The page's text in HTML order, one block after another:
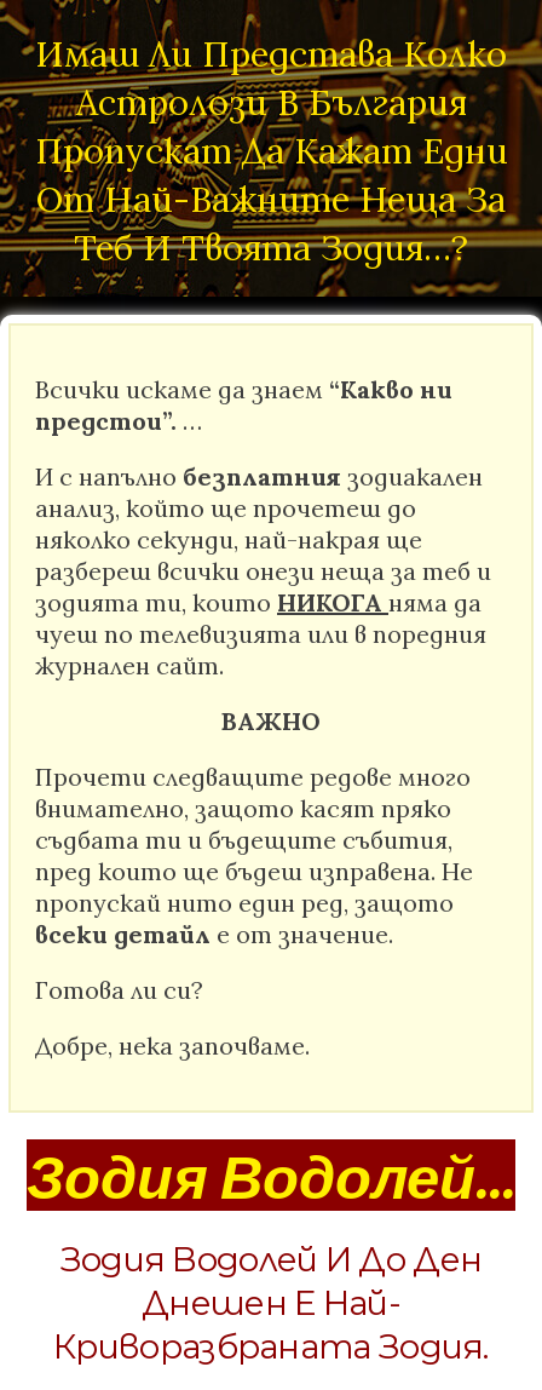
Имаш Ли Представа Колко
Астролози В България
Пропускат Да Кажат Едни
От Най-Важните Неща За
Теб И Твоята Зодия…?
Всички искаме да знаем “Какво ни
предстои”. …
И с напълно безплатния зодиакален
анализ, който ще прочетеш до
няколко секунди, най-накрая ще
разбереш всички онези неща за теб и
зодията ти, които НИКОГА няма да
чуеш по телевизията или в поредния
журнален сайт.
ВАЖНО
Прочети следващите редове много
внимателно, защото касят пряко
съдбата ти и бъдещите събития,
пред които ще бъдеш изправена. Не
пропускай нито един ред, защото
всеки детайл е от значение.
Готова ли си?
Добре, нека започваме.
Зодия Водолей...
Зодия Водолей И До Ден
Днешен Е Най-
Криворазбраната Зодия.